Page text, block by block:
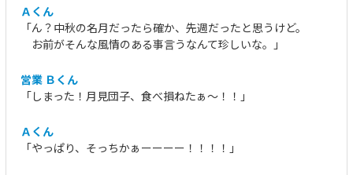
Ａくん
「ん？中秋の名月だったら確か、先週だったと思うけど。
お前がそんな風情のある事言うなんて珍しいな。」
営業 Ｂくん
「しまった！月見団子、食べ損ねたぁ～！！」
Ａくん
「やっぱり、そっちかぁーーーー！！！！」